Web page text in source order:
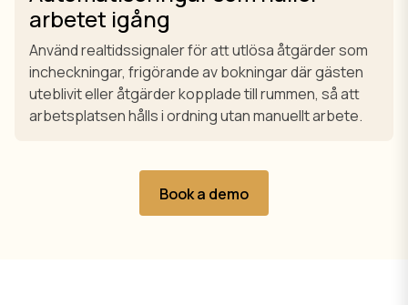
arbetet igång
Använd realtidssignaler för att utlösa åtgärder som
incheckningar, frigörande av bokningar där gästen
uteblivit eller åtgärder kopplade till rummen, så att
arbetsplatsen hålls i ordning utan manuellt arbete.
Book a demo